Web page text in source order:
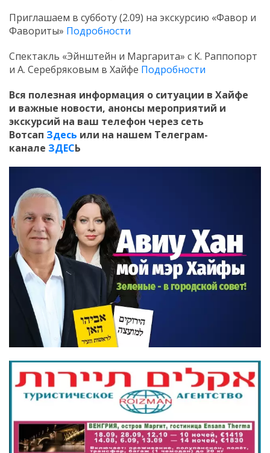
Приглашаем в субботу (2.09) на экскурсию «Фавор и
Фавориты» Подробности
Спектакль «Эйнштейн и Маргарита» c К. Раппопорт
и А. Серебряковым в Хайфе Подробности
Вся полезная информация о ситуации в Хайфе
и важные новости, анонсы мероприятий и
экскурсий на ваш телефон через сеть
Вотсап Здесь или на нашем Телеграм-
канале ЗДЕСЬ